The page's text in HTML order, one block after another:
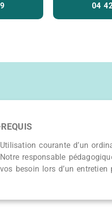
04
Utilisation courante d’un
Notre responsable
vos besoin lors d’un entretien